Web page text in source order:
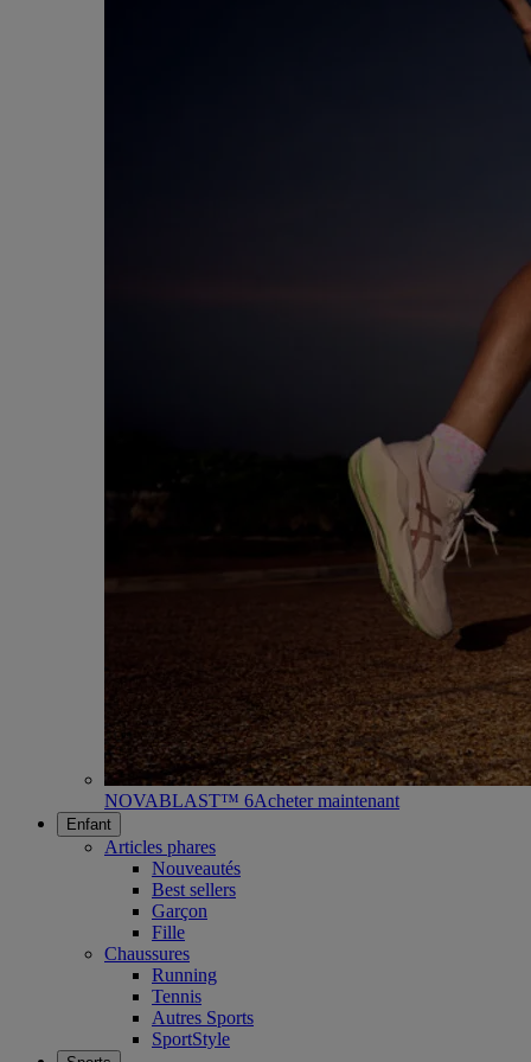
NOVABLAST™ 6Acheter maintenant
Enfant
Articles phares
Nouveautés
Best sellers
Garçon
Fille
Chaussures
Running
Tennis
Autres Sports
SportStyle